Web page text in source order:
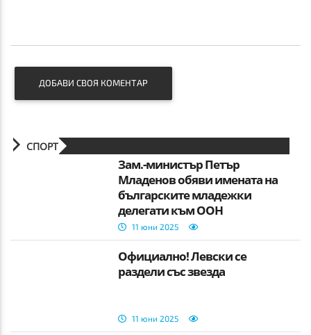
ДОБАВИ СВОЯ КОМЕНТАР
СПОРТ
Зам.-министър Петър
Младенов обяви имената на
българските младежки
делегати към ООН
11 юни 2025
Официално! Левски се
раздели със звезда
11 юни 2025